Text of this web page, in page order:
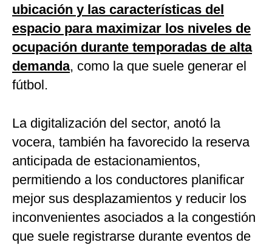
ubicación y las características del
espacio para maximizar los niveles de
ocupación durante temporadas de alta
demanda, como la que suele generar el
fútbol.
La digitalización del sector, anotó la
vocera, también ha favorecido la reserva
anticipada de estacionamientos,
permitiendo a los conductores planificar
mejor sus desplazamientos y reducir los
inconvenientes asociados a la congestión
que suele registrarse durante eventos de